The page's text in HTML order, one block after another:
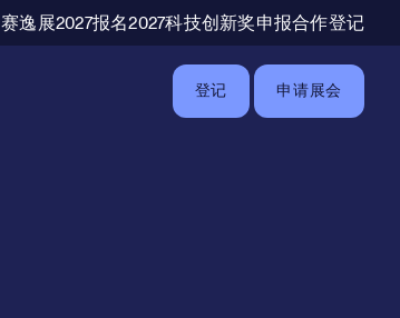
辅助导航
赛逸展2027报名2027科技创新奖申报合作登记
登记 申请展会